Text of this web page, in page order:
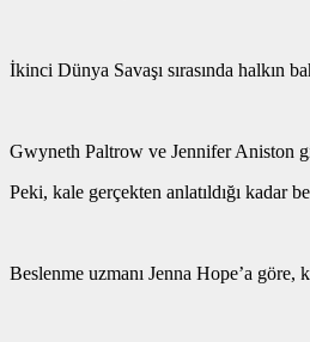
İkinci Dünya Savaşı sırasında halkın
Gwyneth Paltrow ve Jennifer Aniston
Peki, kale gerçekten anlatıldığı kadar
Beslenme uzmanı Jenna Hope’a